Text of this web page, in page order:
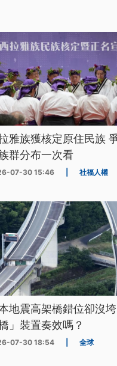
雅族獲核定原住民族
群分布一次看
07-30 15:46 社福人權
地震高架橋錯位卻沒
」裝置奏效嗎？
07-30 18:54 全球